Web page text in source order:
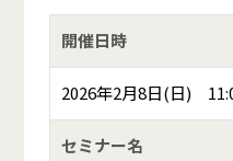
開催日時
2026年2月8日(日)
セミナー名